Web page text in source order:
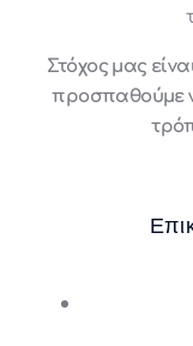
Στόχος μας
προσπαθούμε